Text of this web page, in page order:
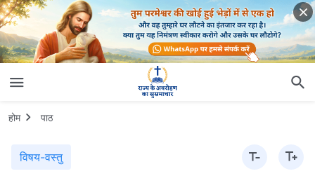
होम पाठ
विषय-वस्तु